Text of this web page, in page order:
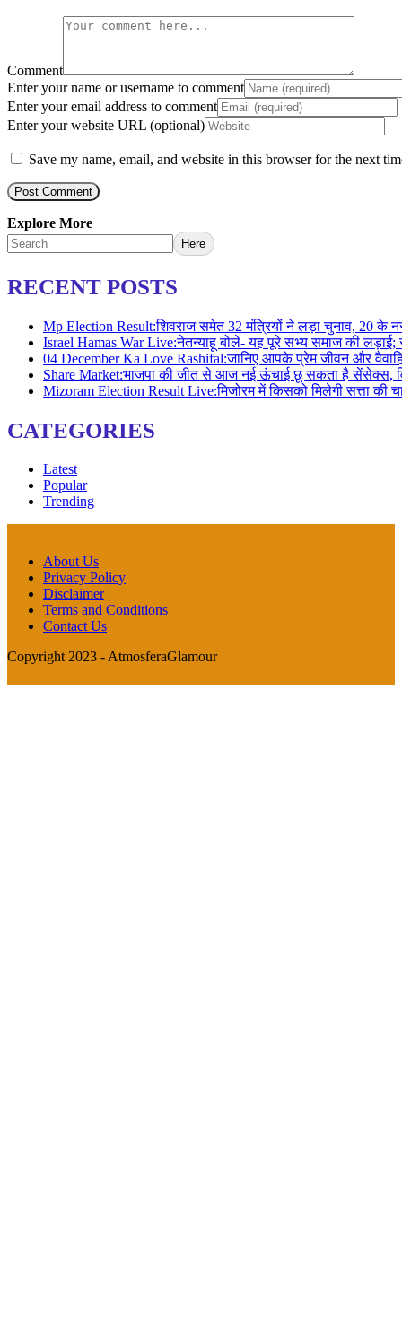
Comment
Enter your name or username to comment
Enter your email address to comment
Enter your website URL (optional)
Save my name, email, and website in this browser for the next
Explore More
Here
RECENT POSTS
Mp Election Result:शिवराज समेत 32 मंत्रियों ने लड़ा चुनाव, 20 के
Israel Hamas War Live:नेतन्याहू बोले- यह पूरे सभ्य समाज की
04 December Ka Love Rashifal:जानिए आपके प्रेम जीवन और
Share Market:भाजपा की जीत से आज नई ऊंचाई छू सकता है सेंसेक्स,
Mizoram Election Result Live:मिजोरम में किसको मिलेगी सत्ता
CATEGORIES
Latest
Popular
Trending
About Us
Privacy Policy
Disclaimer
Terms and Conditions
Contact Us
Copyright 2023 - AtmosferaGlamour